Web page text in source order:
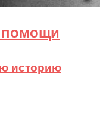
историю